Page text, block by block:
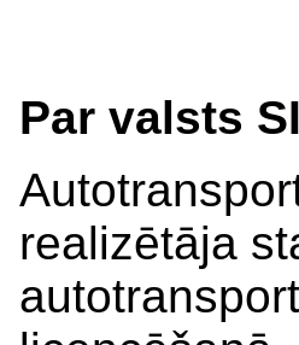
Par valsts
realizētāja